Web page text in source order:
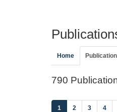
Home
790
1 (current)
2 3 4